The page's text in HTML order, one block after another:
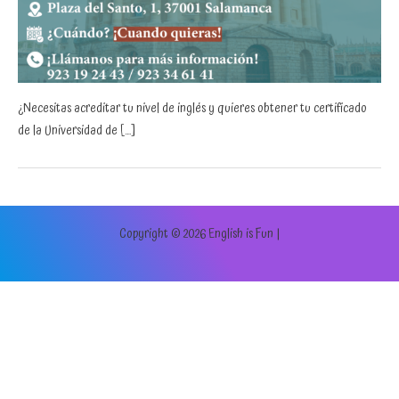
¿Necesitas acreditar tu nivel de inglés y quieres obtener tu certificado
de la Universidad de […]
Copyright © 2026 English is Fun |